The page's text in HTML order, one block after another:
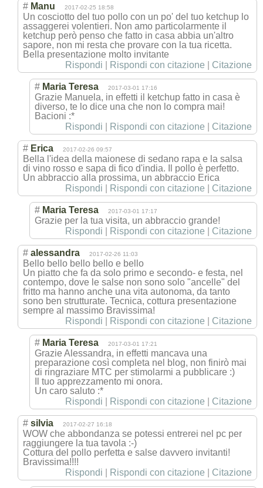
# Manu 2017-02-25 18:58
Un cosciotto del tuo pollo con un po' del tuo ketchup lo
assaggerei volentieri. Non amo particolarmente il
ketchup però penso che fatto in casa abbia un'altro
sapore, non mi resta che provare con la tua ricetta.
Bella presentazione molto invitante
Rispondi
Rispondi con citazione Citazione
# Maria Teresa 2017-03-01 17:16
Grazie Manuela, in effetti il ketchup fatto in casa è
diverso, te lo dice una che non lo compra mai!
Bacioni :*
Rispondi
Rispondi con citazione Citazione
# Erica 2017-02-26 09:57
Bella l'idea della maionese di sedano rapa e la salsa
di vino rosso e sapa di fico d'india. Il pollo è perfetto.
Un abbraccio alla prossima, un abbraccio Erica
Rispondi
Rispondi con citazione Citazione
# Maria Teresa 2017-03-01 17:17
Grazie per la tua visita, un abbraccio grande!
Rispondi
Rispondi con citazione Citazione
# alessandra 2017-02-26 11:03
Bello bello bello bello e bello
Un piatto che fa da solo primo e secondo- e festa, nel
contempo, dove le salse non sono solo "ancelle" del
fritto ma hanno anche una vita autonoma, da tanto
sono ben strutturate. Tecnica, cottura presentazione
sempre al massimo Bravissima!
Rispondi
Rispondi con citazione Citazione
# Maria Teresa 2017-03-01 17:21
Grazie Alessandra, in effetti mancava una
preparazione così completa nel blog, non finirò mai
di ringraziare MTC per stimolarmi a pubblicare :)
Il tuo apprezzamento mi onora.
Un caro saluto :*
Rispondi
Rispondi con citazione Citazione
# silvia 2017-02-27 16:18
WOW che abbondanza se potessi entrerei nel pc per
raggiungere la tua tavola :-)
Cottura del pollo perfetta e salse davvero invitanti!
Bravissima!!!!
Rispondi
Rispondi con citazione Citazione